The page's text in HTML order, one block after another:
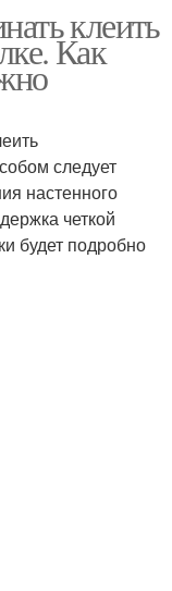
клеить
Как
следует
настенного
четкой
будет подробно